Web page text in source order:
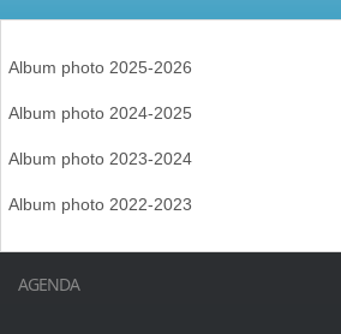
Album photo 2025-2026
Album photo 2024-2025
Album photo 2023-2024
Album photo 2022-2023
AGENDA